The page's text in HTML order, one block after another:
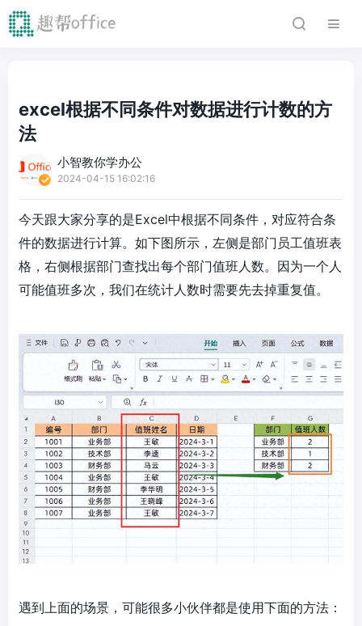
excel根据不同条件对数据进行计数的方
法
小智教你学办公
2024-04-15 16:02:16
今天跟大家分享的是Excel中根据不同条件，对应符合条
件的数据进行计算。如下图所示，左侧是部门员工值班表
格，右侧根据部门查找出每个部门值班人数。因为一个人
可能值班多次，我们在统计人数时需要先去掉重复值。
遇到上面的场景，可能很多小伙伴都是使用下面的方法：